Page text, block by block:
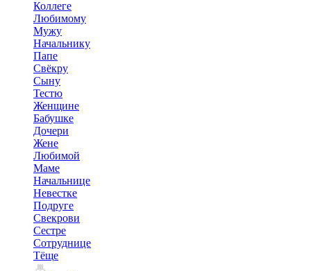
Коллеге
Любимому
Мужу
Начальнику
Папе
Свёкру
Сыну
Тестю
Женщине
Бабушке
Дочери
Жене
Любимой
Маме
Начальнице
Невестке
Подруге
Свекрови
Сестре
Сотруднице
Тёще